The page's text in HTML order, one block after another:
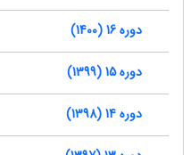
دوره 16 (1400)
دوره 15 (1399)
دوره 14 (1398)